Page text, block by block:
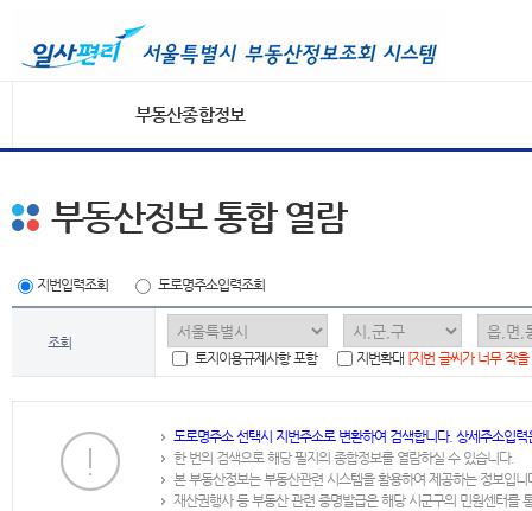
부동산종합정보
부동산정보 통합 열람
지번입력조회 도로명주소입력조회
조회
토지이용규제사항 포함
지번확대 [지번 글씨가 너무 작
도로명주소 선택시 지번주소로 변환하여 검색합니다. 상세주소입
한 번의 검색으로 해당 필지의 종합정보를 열람하실 수 있습니다.
본 부동산정보는 부동산관련 시스템을 활용하여 제공하는 정보입니
재산권행사 등 부동산 관련 증명발급은 해당 시군구의 민원센터를